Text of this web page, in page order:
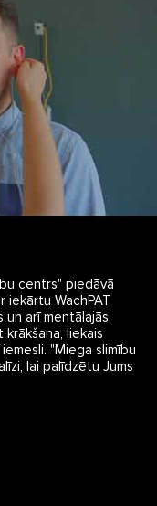
centrs" piedāvā
WachPAT
un arī mentālajās
liekais
"Miega slimību
lai palīdzētu Jums